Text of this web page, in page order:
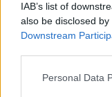
IAB’s list of
also be disclosed
Downstream
Personal Data
via